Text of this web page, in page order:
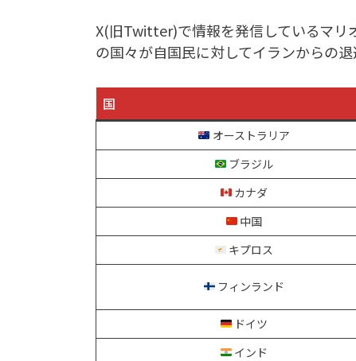
X(旧Twitter)で情報を発信しているマリ
の国々が自国民に対してイランからの退
国
オーストラリア
ブラジル
カナダ
中国
キプロス
フィンランド
ドイツ
インド